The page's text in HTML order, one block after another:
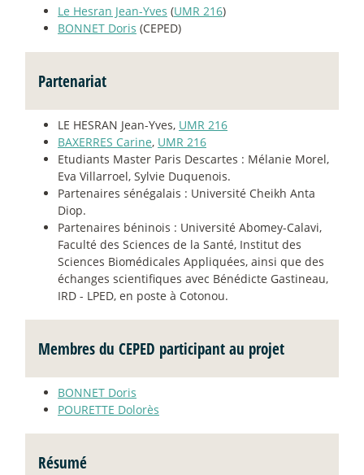
Le Hesran Jean-Yves (UMR 216)
BONNET Doris (CEPED)
Partenariat
LE HESRAN Jean-Yves, UMR 216
BAXERRES Carine, UMR 216
Etudiants Master Paris Descartes : Mélanie Morel,
Eva Villarroel, Sylvie Duquenois.
Partenaires sénégalais : Université Cheikh Anta
Diop.
Partenaires béninois : Université Abomey-Calavi,
Faculté des Sciences de la Santé, Institut des
Sciences Biomédicales Appliquées, ainsi que des
échanges scientifiques avec Bénédicte Gastineau,
IRD - LPED, en poste à Cotonou.
Membres du CEPED participant au projet
BONNET Doris
POURETTE Dolorès
Résumé